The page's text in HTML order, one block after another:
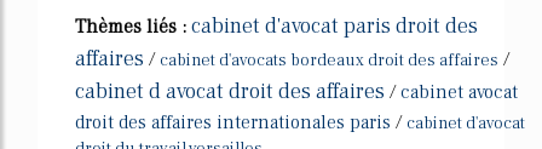
Thèmes liés : cabinet d'avocat paris droit des
affaires / cabinet d'avocats bordeaux droit des affaires /
cabinet d avocat droit des affaires /cabinet avocat
droit des affaires internationales paris / cabinet d'avocat